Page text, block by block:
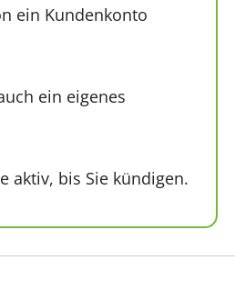
ein Kundenkonto
ein eigenes
aktiv, bis Sie kündigen.